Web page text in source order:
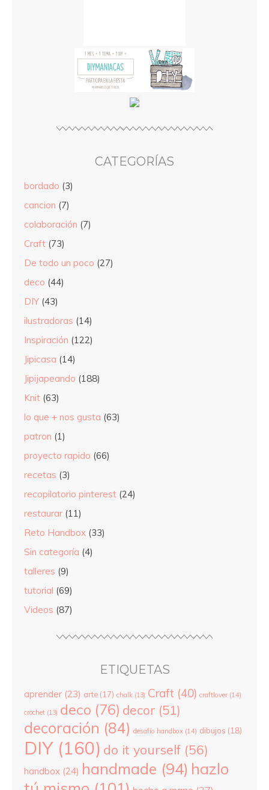
CATEGORÍAS
bordado (3)
cancion (7)
colaboración (7)
Craft (73)
De todo un poco (27)
deco (44)
DIY (43)
ilustradoras (14)
Inspiración (122)
Jipicasa (14)
Jipijapeando (188)
Knit (63)
lo que + nos gusta (63)
patron (1)
proyecto rapido (66)
recetas (3)
recopilatorio pinterest (24)
restaurar (11)
Reto Handbox (33)
Sin categoría (4)
talleres (9)
tutorial (69)
Videos (87)
ETIQUETAS
aprender (23) arte (17) chalk (13) Craft (40) craftlover (14)
crochet (13) deco (76) decor (51)
decoración (84) desafío handbox (14) dibujos (18)
DIY(160) do it yourself (56)
handbox (24) handmade (94) hazlo